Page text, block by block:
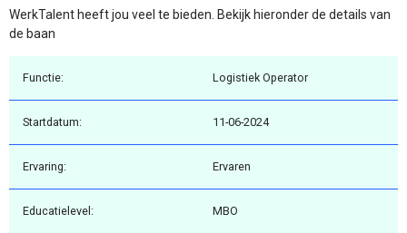
WerkTalent heeft jou veel te bieden. Bekijk hieronder de details van
de baan
Functie: Logistiek Operator
Startdatum: 11-06-2024
Ervaring: Ervaren
Educatielevel: MBO